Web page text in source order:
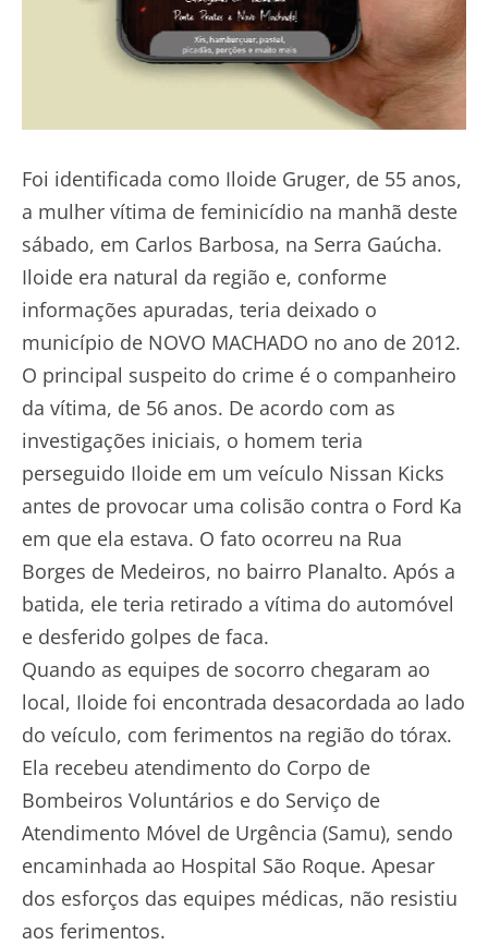
Foi identificada como Iloide Gruger, de 55 anos,
a mulher vítima de feminicídio na manhã deste
sábado, em Carlos Barbosa, na Serra Gaúcha.
Iloide era natural da região e, conforme
informações apuradas, teria deixado o
município de NOVO MACHADO no ano de 2012.
O principal suspeito do crime é o companheiro
da vítima, de 56 anos. De acordo com as
investigações iniciais, o homem teria
perseguido Iloide em um veículo Nissan Kicks
antes de provocar uma colisão contra o Ford Ka
em que ela estava. O fato ocorreu na Rua
Borges de Medeiros, no bairro Planalto. Após a
batida, ele teria retirado a vítima do automóvel
e desferido golpes de faca.
Quando as equipes de socorro chegaram ao
local, Iloide foi encontrada desacordada ao lado
do veículo, com ferimentos na região do tórax.
Ela recebeu atendimento do Corpo de
Bombeiros Voluntários e do Serviço de
Atendimento Móvel de Urgência (Samu), sendo
encaminhada ao Hospital São Roque. Apesar
dos esforços das equipes médicas, não resistiu
aos ferimentos.